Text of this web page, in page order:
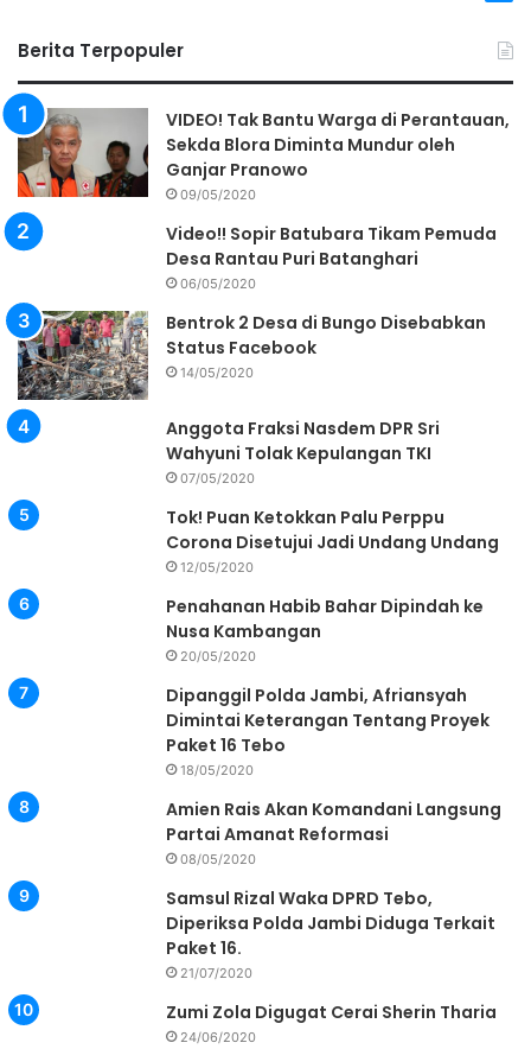
Berita Terpopuler
VIDEO! Tak Bantu Warga di Perantauan,
Sekda Blora Diminta Mundur oleh
Ganjar Pranowo
09/05/2020
Video!! Sopir Batubara Tikam Pemuda
Desa Rantau Puri Batanghari
06/05/2020
Bentrok 2 Desa di Bungo Disebabkan
Status Facebook
14/05/2020
Anggota Fraksi Nasdem DPR Sri
Wahyuni Tolak Kepulangan TKI
07/05/2020
Tok! Puan Ketokkan Palu Perppu
Corona Disetujui Jadi Undang Undang
12/05/2020
Penahanan Habib Bahar Dipindah ke
Nusa Kambangan
20/05/2020
Dipanggil Polda Jambi, Afriansyah
Dimintai Keterangan Tentang Proyek
Paket 16 Tebo
18/05/2020
Amien Rais Akan Komandani Langsung
Partai Amanat Reformasi
08/05/2020
Samsul Rizal Waka DPRD Tebo,
Diperiksa Polda Jambi Diduga Terkait
Paket 16.
21/07/2020
Zumi Zola Digugat Cerai Sherin Tharia
24/06/2020